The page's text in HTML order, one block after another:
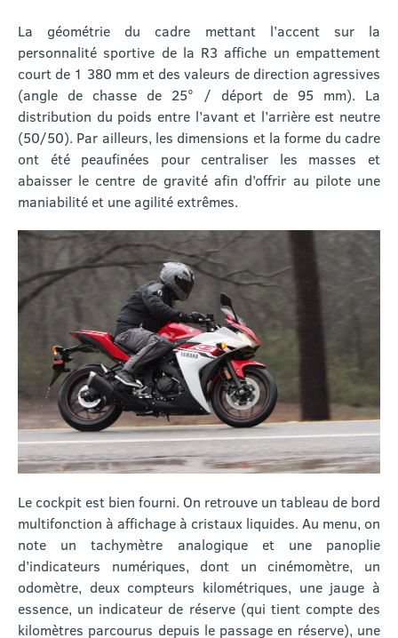
La géométrie du cadre mettant l’accent sur la
personnalité sportive de la R3 affiche un empattement
court de 1 380 mm et des valeurs de direction agressives
(angle de chasse de 25° / déport de 95 mm). La
distribution du poids entre l’avant et l’arrière est neutre
(50/50). Par ailleurs, les dimensions et la forme du cadre
ont été peaufinées pour centraliser les masses et
abaisser le centre de gravité afin d’offrir au pilote une
maniabilité et une agilité extrêmes.
Le cockpit est bien fourni. On retrouve un tableau de bord
multifonction à affichage à cristaux liquides. Au menu, on
note un tachymètre analogique et une panoplie
d’indicateurs numériques, dont un cinémomètre, un
odomètre, deux compteurs kilométriques, une jauge à
essence, un indicateur de réserve (qui tient compte des
kilomètres parcourus depuis le passage en réserve), une